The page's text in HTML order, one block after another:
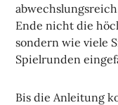
Ende nicht die
sondern wie viele
Spielrunden
Bis die Anleitung